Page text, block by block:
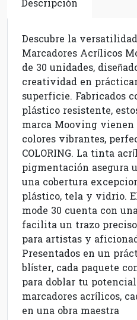
Descubre la
Marcadores Acrílicos
de 30 unidades,
creatividad en
superficie. Fabricados
plástico resistente,
marca Mooving
colores vibrantes,
COLORING. La tinta
pigmentación asegura
una cobertura
plástico, tela y vidrio.
mode 30 cuenta con
facilita un trazo
para artistas y
Presentados en un
blíster, cada paquete
para doblar tu
marcadores acrílicos,
en una obra maestra